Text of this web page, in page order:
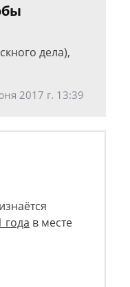
дела),
2017 г. 13:39
года в месте